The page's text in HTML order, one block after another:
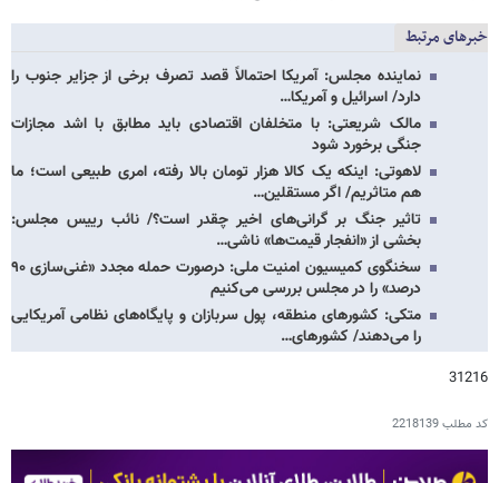
خبرهای مرتبط
نماینده مجلس: آمریکا احتمالاً قصد تصرف برخی از جزایر جنوب را
دارد/ اسرائیل و آمریکا…
مالک شریعتی: با متخلفان اقتصادی باید مطابق با اشد مجازات
جنگی برخورد شود
لاهوتی: اینکه یک کالا هزار تومان بالا رفته، امری طبیعی است؛ ما
هم متاثریم/ اگر مستقلین…
تاثیر جنگ بر گرانی‌های اخیر چقدر است؟/ نائب رییس مجلس:
بخشی از «انفجار قیمت‌ها» ناشی…
سخنگوی کمیسیون امنیت ملی: درصورت حمله مجدد «غنی‌سازی ۹۰
درصد» را در مجلس بررسی می‌کنیم
متکی: کشورهای منطقه، پول سربازان و پایگاه‌های نظامی آمریکایی
را می‌دهند/ کشورهای…
31216
کد مطلب2218139